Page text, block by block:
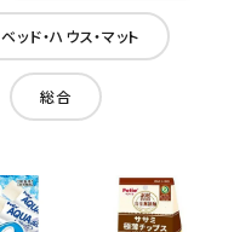
ベッド・ハウス・マット
総合